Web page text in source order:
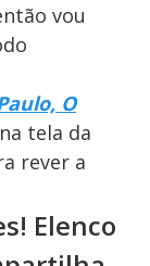
vou
O
tela da
rever a
Elenco